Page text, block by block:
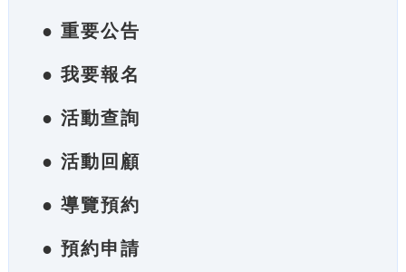
● 重要公告
● 我要報名
● 活動查詢
● 活動回顧
● 導覽預約
● 預約申請